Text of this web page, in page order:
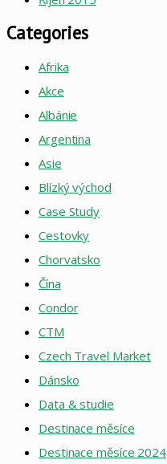
Categories
Afrika
Akce
Albánie
Argentina
Asie
Blízký východ
Case Study
Cestovky
Chorvatsko
Čína
Condor
CTM
Czech Travel Market
Dánsko
Data & studie
Destinace měsíce
Destinace měsíce 2024